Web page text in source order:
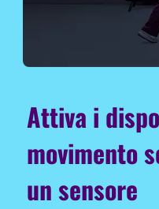
Attiva i
movimento
un sensore